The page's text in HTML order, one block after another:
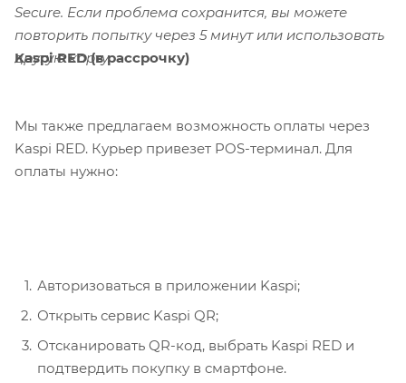
Secure. Если проблема сохранится, вы можете
повторить попытку через 5 минут или использовать
другую карту.
Kaspi RED (в рассрочку)
Мы также предлагаем возможность оплаты через
Kaspi RED. Курьер привезет POS-терминал. Для
оплаты нужно:
Авторизоваться в приложении Kaspi;
Открыть сервис Kaspi QR;
Отсканировать QR-код, выбрать Kaspi RED и
подтвердить покупку в смартфоне.